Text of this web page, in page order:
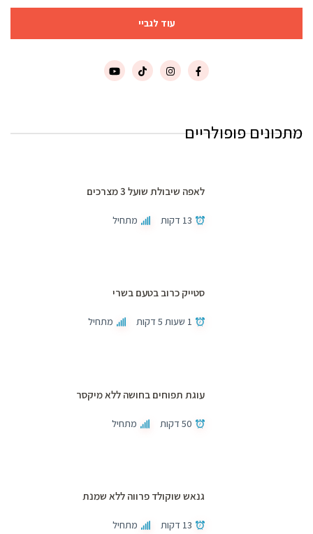
עוד לגביי
מתכונים פופולריים
לאפה שיבולת שועל 3 מצרכים
13 דקות מתחיל
סטייק כרוב בטעם בשרי
1 שעות 5 דקות מתחיל
עוגת תפוחים בחושה ללא מיקסר
50 דקות מתחיל
גנאש שוקולד פרווה ללא שמנת
13 דקות מתחיל